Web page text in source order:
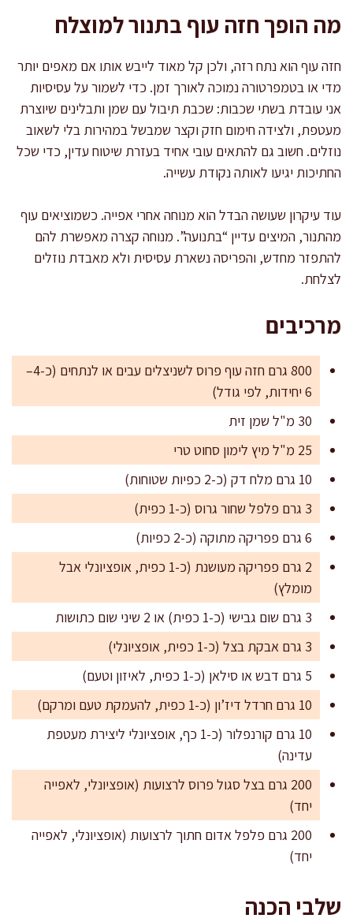
מה הופך חזה עוף בתנור למוצלח
חזה עוף הוא נתח רזה, ולכן קל מאוד לייבש אותו אם מאפים יותר
מדי או בטמפרטורה נמוכה לאורך זמן. כדי לשמור על עסיסיות
אני עובדת בשתי שכבות: שכבת תיבול עם שמן ותבלינים שיוצרת
מעטפת, ולצידה חימום חזק וקצר שמבשל במהירות בלי לשאוב
נוזלים. חשוב גם להתאים עובי אחיד בעזרת שיטוח עדין, כדי שכל
החתיכות יגיעו לאותה נקודת עשייה.
עוד עיקרון שעושה הבדל הוא מנוחה אחרי אפייה. כשמוציאים עוף
מהתנור, המיצים עדיין “בתנועה”. מנוחה קצרה מאפשרת להם
להתפזר מחדש, והפריסה נשארת עסיסית ולא מאבדת נוזלים
לצלחת.
מרכיבים
800 גרם חזה עוף פרוס לשניצלים עבים או לנתחים (כ-4–
6 יחידות, לפי גודל)
30 מ"ל שמן זית
25 מ"ל מיץ לימון סחוט טרי
10 גרם מלח דק (כ-2 כפיות שטוחות)
3 גרם פלפל שחור גרוס (כ-1 כפית)
6 גרם פפריקה מתוקה (כ-2 כפיות)
2 גרם פפריקה מעושנת (כ-1 כפית, אופציונלי אבל
מומלץ)
3 גרם שום גבישי (כ-1 כפית) או 2 שיני שום כתושות
3 גרם אבקת בצל (כ-1 כפית, אופציונלי)
5 גרם דבש או סילאן (כ-1 כפית, לאיזון וטעם)
10 גרם חרדל דיז’ון (כ-1 כפית, להעמקת טעם ומרקם)
10 גרם קורנפלור (כ-1 כף, אופציונלי ליצירת מעטפת
עדינה)
200 גרם בצל סגול פרוס לרצועות (אופציונלי, לאפייה
יחד)
200 גרם פלפל אדום חתוך לרצועות (אופציונלי, לאפייה
יחד)
שלבי הכנה